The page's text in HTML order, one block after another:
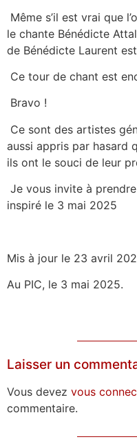
Même s’il est vrai que
le chante Bénédicte
de Bénédicte Laurent
Ce tour de chant est
Bravo !
Ce sont des artistes
aussi appris par hasard
ils ont le souci de leur
Je vous invite à
inspiré le 3 mai 2025
Mis à jour le 23 avril
Au PIC, le 3 mai 2025.
Laisser un
Vous devez vous
commentaire.